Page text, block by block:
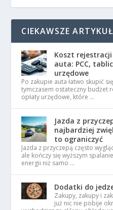
CIEKAWSZE
Koszt
auta: PCC,
urzędowe
Po zakupie auta łatwo skupić
tymczasem ostateczny budżet
opłaty urzędowe, które …
Jazda z
najbardziej
to ograniczyć
Jazda z przyczepą często
ale kończy się wyższym
energii niż samo …
Dodatki do
Zakupy, zakupy i
już nic nie pobije